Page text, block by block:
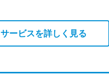
サービスを詳しく見る